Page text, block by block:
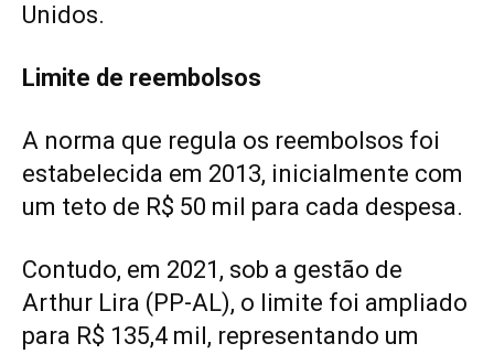
Unidos.
Limite de reembolsos
A norma que regula os reembolsos foi
estabelecida em 2013, inicialmente com
um teto de R$ 50 mil para cada despesa.
Contudo, em 2021, sob a gestão de
Arthur Lira (PP-AL), o limite foi ampliado
para R$ 135,4 mil, representando um